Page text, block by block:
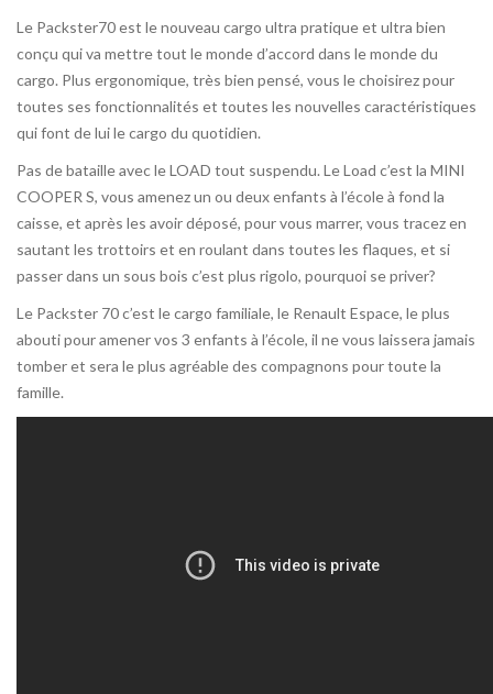
Le Packster70 est le nouveau cargo ultra pratique et ultra bien
conçu qui va mettre tout le monde d’accord dans le monde du
cargo. Plus ergonomique, très bien pensé, vous le choisirez pour
toutes ses fonctionnalités et toutes les nouvelles caractéristiques
qui font de lui le cargo du quotidien.
Pas de bataille avec le LOAD tout suspendu. Le Load c’est la MINI
COOPER S, vous amenez un ou deux enfants à l’école à fond la
caisse, et après les avoir déposé, pour vous marrer, vous tracez en
sautant les trottoirs et en roulant dans toutes les flaques, et si
passer dans un sous bois c’est plus rigolo, pourquoi se priver?
Le Packster 70 c’est le cargo familiale, le Renault Espace, le plus
abouti pour amener vos 3 enfants à l’école, il ne vous laissera jamais
tomber et sera le plus agréable des compagnons pour toute la
famille.